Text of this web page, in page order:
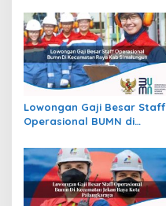
Buton Selatan
Lowongan Gaji Besar Staff
Operasional BUMN di
Simalungun